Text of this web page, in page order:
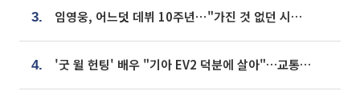
3. 임영웅, 어느덧 데뷔 10주년⋯"가진 것 없던 시절, 내 앞엔 20명의 팬뿐"
4. '굿 윌 헌팅' 배우 "기아 EV2 덕분에 살아"…교통사고 후 안전성 극찬